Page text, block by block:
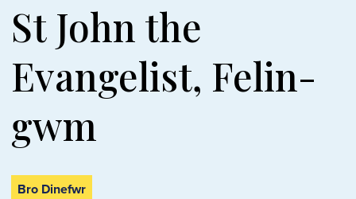
St John the
Evangelist, Felin-
gwm
Bro Dinefwr